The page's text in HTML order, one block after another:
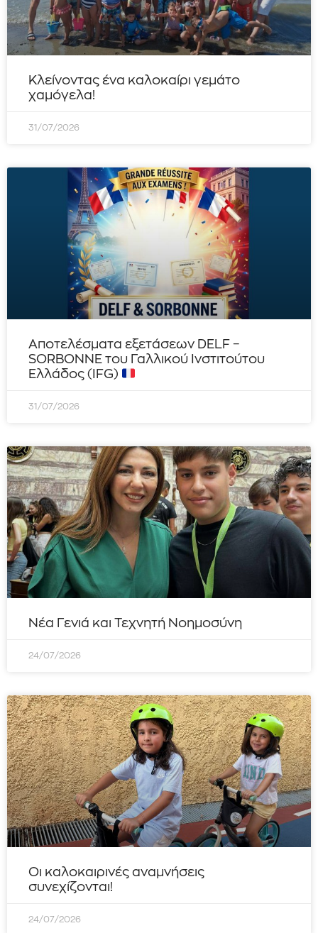
Κλείνοντας ένα καλοκαίρι γεμάτο
χαμόγελα!
31/07/2026
Αποτελέσματα εξετάσεων DELF –
SORBONNE του Γαλλικού Ινστιτούτου
Ελλάδος (IFG)
31/07/2026
Νέα Γενιά και Τεχνητή Νοημοσύνη
24/07/2026
Οι καλοκαιρινές αναμνήσεις
συνεχίζονται!
24/07/2026